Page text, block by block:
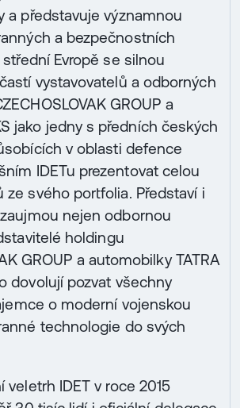
a představuje významnou
a bezpečnostních
Evropě se silnou
vystavovatelů a odborných
GROUP a
jako jedny s předních českých
v oblasti defence
IDETu prezentovat celou
ze svého portfolia. Představí i
nejen odbornou
holdingu
GROUP a automobilky TATRA
dovolují pozvat všechny
o moderní vojenskou
technologie do svých
veletrh IDET v roce 2015